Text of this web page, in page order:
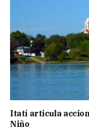
Itatí articula
Niño